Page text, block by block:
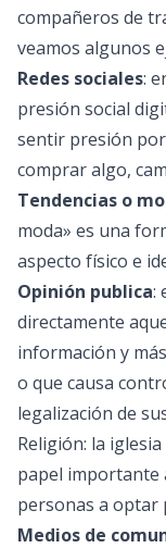
compañeros de
veamos algunos
Redes sociales:
presión social
sentir presión
comprar algo,
Tendencias o
moda» es una
aspecto físico e
Opinión publica:
directamente
información y
o que causa
legalización de
Religión: la
papel importante
personas a optar
Medios de